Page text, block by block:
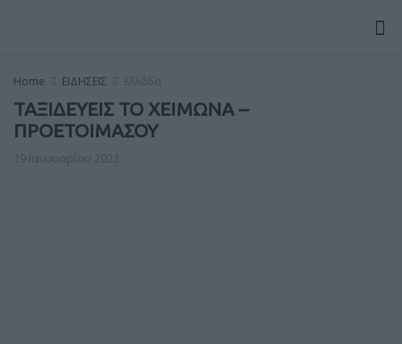
Home ΕΙΔΗΣΕΙΣ Ελλάδα
ΤΑΞΙΔΕΥΕΙΣ ΤΟ ΧΕΙΜΩΝΑ –
ΠΡΟΕΤΟΙΜΑΣΟΥ
19 Ιανουαρίου 2023